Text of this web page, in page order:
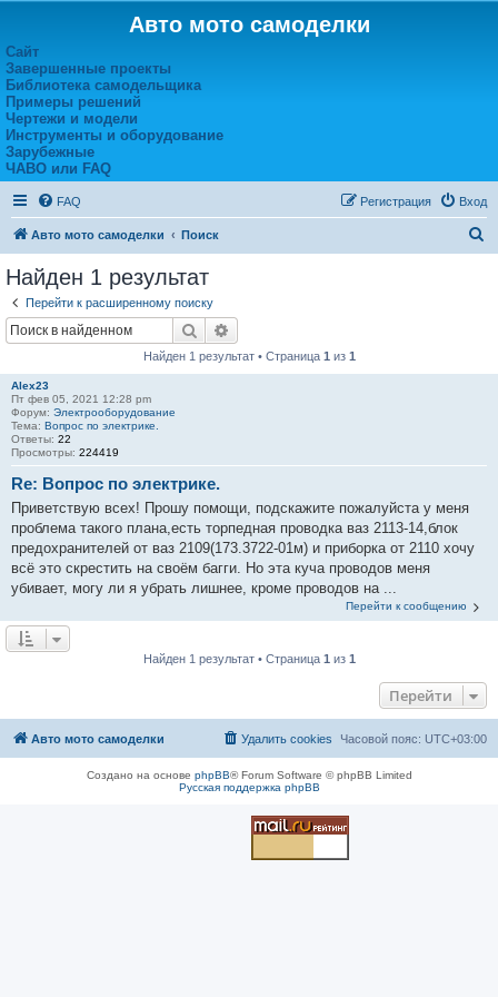
Авто мото самоделки
Сайт
Завершенные проекты
Библиотека самодельщика
Примеры решений
Чертежи и модели
Инструменты и оборудование
Зарубежные
ЧАВО или FAQ
FAQ Вход
Регистрация
Авто мото самоделки Поиск
Найден 1 результат
Перейти к расширенному поиску
Поиск
Найден 1 результат • Страница 1 из 1
Alex23
Пт фев 05, 2021 12:28 pm
Форум: Электрооборудование
Тема: Вопрос по электрике.
Ответы: 22
Просмотры: 224419
Re: Вопрос по электрике.
Приветствую всех! Прошу помощи, подскажите пожалуйста у меня
проблема такого плана,есть торпедная проводка ваз 2113-14,блок
предохранителей от ваз 2109(173.3722-01м) и приборка от 2110 хочу
всё это скрестить на своём багги. Но эта куча проводов меня
убивает, могу ли я убрать лишнее, кроме проводов на ...
Перейти к сообщению
Найден 1 результат • Страница 1 из 1
Перейти
Авто мото самоделки Часовой пояс: UTC+03:00
Удалить cookies
Создано на основе phpBB® Forum Software © phpBB Limited
Русская поддержка phpBB